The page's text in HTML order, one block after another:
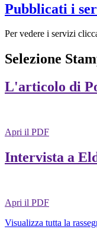
Pubblicati i
Per vedere i servizi
Selezione
L'articolo di
Apri il PDF
Intervista a
Apri il PDF
Visualizza tutta la